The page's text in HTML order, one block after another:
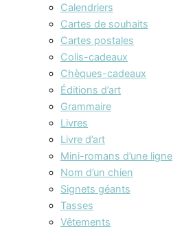
Calendriers
Cartes de souhaits
Cartes postales
Colis-cadeaux
Chèques-cadeaux
Éditions d’art
Grammaire
Livres
Livre d’art
Mini-romans d’une ligne
Nom d’un chien
Signets géants
Tasses
Vêtements